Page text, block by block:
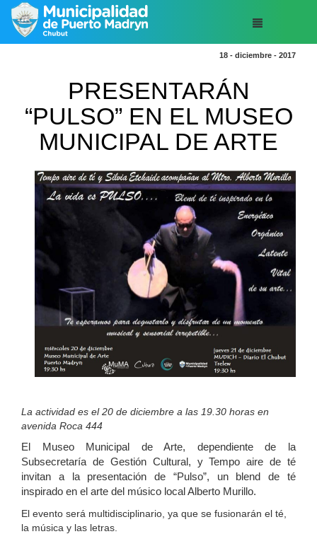
18 - diciembre - 2017
PRESENTARÁN
“PULSO” EN EL MUSEO
MUNICIPAL DE ARTE
La actividad es el 20 de diciembre a las 19.30 horas en
avenida Roca 444
El Museo Municipal de Arte, dependiente de la
Subsecretaría de Gestión Cultural, y Tempo aire de té
invitan a la presentación de “Pulso”, un blend de té
inspirado en el arte del músico local Alberto Murillo.
El evento será multidisciplinario, ya que se fusionarán el té,
la música y las letras.